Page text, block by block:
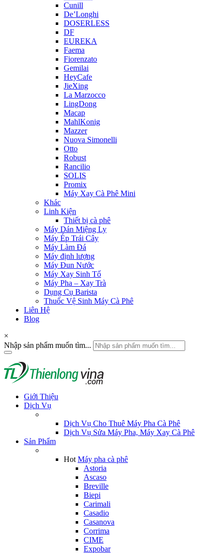
Cunill
De’Longhi
DOSERLESS
DF
EUREKA
Faema
Fiorenzato
Gemilai
HeyCafe
JieXing
La Marzocco
LingDong
Macap
MahlKonig
Mazzer
Nuova Simonelli
Otto
Robust
Rancilio
SOLIS
Promix
Máy Xay Cà Phê Mini
Khác
Linh Kiện
Thiết bị cà phê
Máy Dán Miệng Ly
Máy Ép Trái Cây
Máy Làm Đá
Máy định lượng
Máy Đun Nước
Máy Xay Sinh Tố
Máy Pha – Xay Trà
Dụng Cụ Barista
Thuốc Vệ Sinh Máy Cà Phê
Liên Hệ
Blog
×
Nhập sản phẩm muốn tìm...
Giới Thiệu
Dịch Vụ
Dịch Vụ Cho Thuê Máy Pha Cà Phê
Dịch Vụ Sửa Máy Pha, Máy Xay Cà Phê
Sản Phẩm
Hot Máy pha cà phê
Astoria
Ascaso
Breville
Biepi
Carimali
Casadio
Casanova
Corrima
CIME
Expobar